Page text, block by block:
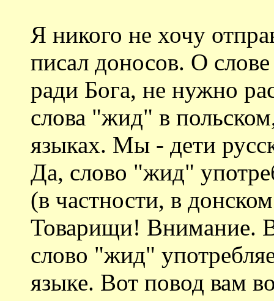
Я никого не хочу
писал доносов. О
ради Бога, не нужно
слова "жид" в
языках. Мы - дети
Да, слово "жид"
(в частности, в
Товарищи! Внимание.
слово "жид"
языке. Вот повод вам